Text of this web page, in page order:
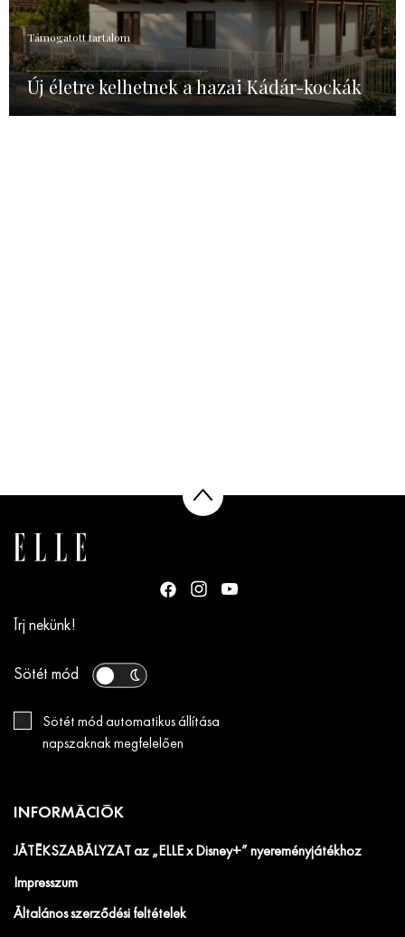
Támogatott tartalom
Új életre kelhetnek a hazai Kádár-kockák
Írj nekünk!
Sötét mód
Sötét mód automatikus állítása
napszaknak megfelelően
INFORMÁCIÓK
JÁTÉKSZABÁLYZAT az „ELLE x Disney+” nyereményjátékhoz
Impresszum
Általános szerződési feltételek